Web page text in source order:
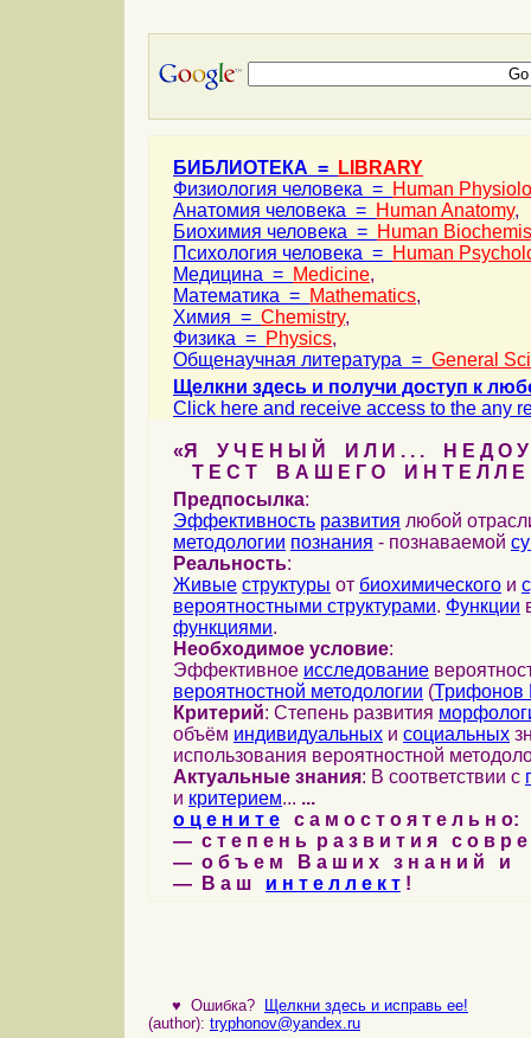
БИБЛИОТЕКА =
LIBRARY
Физиология человека = Human
Анатомия человека = Human Anatomy,
Биохимия человека = Human
Психология человека = Human
Медицина = Medicine,
Математика = Mathematics,
Химия = Chemistry,
Физика = Physics,
Общенаучная литература = General
Щелкни здесь и получи доступ к
Click here and receive access to the any
«Я У Ч Е Н Ы Й И Л И . . . Н Е Д О У
Т Е С Т В А Ш Е Г О И Н Т Е Л Л Е
Предпосылка:
Эффективность развития любой
методологии познания - познаваемой
Реальность:
Живые структуры от биохимического и
вероятностными структурами. Функции
функциями.
Необходимое условие:
Эффективное исследование
вероятностной методологии (Трифонов
Критерий: Степень развития
объём индивидуальных и социальных
использования вероятностной
Актуальные знания: В соответствии с
и критерием... ...
о ц е н и т е с а м о с т о я т е л ь н о:
— с т е п е н ь р а з в и т и я с о в р
— о б ъ е м В а ш и х з н а н и й и
— В а ш и н т е л л е к т !
♥ Ошибка?
Щелкни здесь и исправь ее!
(author): tryphonov@yandex.ru